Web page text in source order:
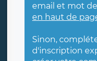
email et mot
en haut de
Sinon,
d'inscription